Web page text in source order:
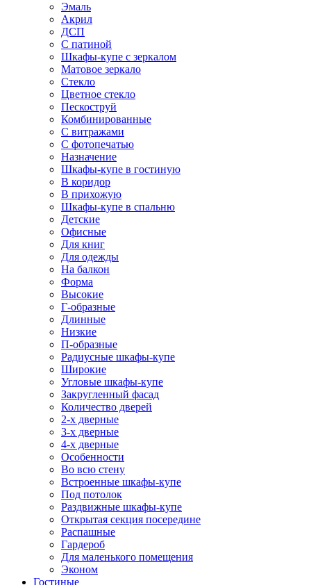
Эмаль
Акрил
ДСП
С патиной
Шкафы-купе с зеркалом
Матовое зеркало
Стекло
Цветное стекло
Пескоструй
Комбинированные
С витражами
С фотопечатью
Назначение
Шкафы-купе в гостиную
В коридор
В прихожую
Шкафы-купе в спальню
Детские
Офисные
Для книг
Для одежды
На балкон
Форма
Высокие
Г-образные
Длинные
Низкие
П-образные
Радиусные шкафы-купе
Широкие
Угловые шкафы-купе
Закругленный фасад
Количество дверей
2-х дверные
3-х дверные
4-х дверные
Особенности
Во всю стену
Встроенные шкафы-купе
Под потолок
Раздвижные шкафы-купе
Открытая секция посередине
Распашные
Гардероб
Для маленького помещения
Эконом
Гостиные